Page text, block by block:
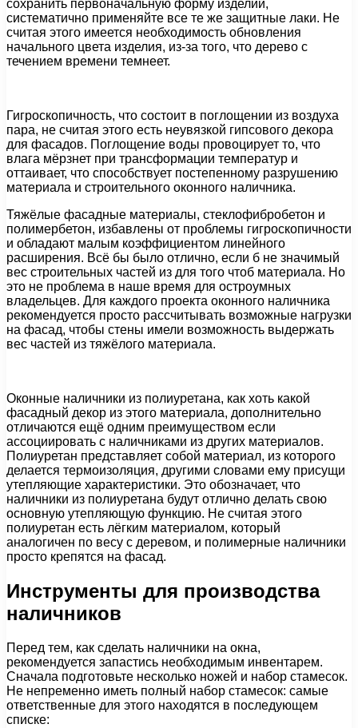
сохранить первоначальную форму изделий,
систематично применяйте все те же защитные лаки. Не
считая этого имеется необходимость обновления
начального цвета изделия, из-за того, что дерево с
течением времени темнеет.
Гигроскопичность, что состоит в поглощении из воздуха
пара, не считая этого есть неувязкой гипсового декора
для фасадов. Поглощение воды провоцирует то, что
влага мёрзнет при трансформации температур и
оттаивает, что способствует постепенному разрушению
материала и строительного оконного наличника.
Тяжёлые фасадные материалы, стеклофибробетон и
полимербетон, избавлены от проблемы гигроскопичности
и обладают малым коэффициентом линейного
расширения. Всё бы было отлично, если б не значимый
вес строительных частей из для того чтоб материала. Но
это не проблема в наше время для остроумных
владельцев. Для каждого проекта оконного наличника
рекомендуется просто рассчитывать возможные нагрузки
на фасад, чтобы стены имели возможность выдержать
вес частей из тяжёлого материала.
Оконные наличники из полиуретана, как хоть какой
фасадный декор из этого материала, дополнительно
отличаются ещё одним преимуществом если
ассоциировать с наличниками из других материалов.
Полиуретан представляет собой материал, из которого
делается термоизоляция, другими словами ему присущи
утепляющие характеристики. Это обозначает, что
наличники из полиуретана будут отлично делать свою
основную утепляющую функцию. Не считая этого
полиуретан есть лёгким материалом, который
аналогичен по весу с деревом, и полимерные наличники
просто крепятся на фасад.
Инструменты для производства
наличников
Перед тем, как сделать наличники на окна,
рекомендуется запастись необходимым инвентарем.
Сначала подготовьте несколько ножей и набор стамесок.
Не непременно иметь полный набор стамесок: самые
ответственные для этого находятся в последующем
списке: